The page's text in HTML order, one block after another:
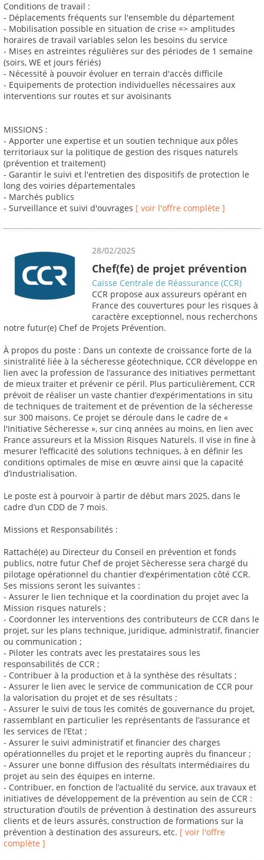
Conditions de travail :
- Déplacements fréquents sur l'ensemble du département
- Mobilisation possible en situation de crise => amplitudes
horaires de travail variables selon les besoins du service
- Mises en astreintes régulières sur des périodes de 1 semaine
(soirs, WE et jours fériés)
- Nécessité à pouvoir évoluer en terrain d'accès difficile
- Equipements de protection individuelles nécessaires aux
interventions sur routes et sur avoisinants
MISSIONS :
- Apporter une expertise et un soutien technique aux pôles
territoriaux sur la politique de gestion des risques naturels
(prévention et traitement)
- Garantir le suivi et l'entretien des dispositifs de protection le
long des voiries départementales
- Marchés publics
- Surveillance et suivi d'ouvrages [ voir l'offre complète ]
28/02/2025
Chef(fe) de projet prévention
Caisse Centrale de Réassurance (CCR)
CCR propose aux assureurs opérant en
France des couvertures pour les risques à
caractère exceptionnel, nous recherchons
notre futur(e) Chef de Projets Prévention.
À propos du poste : Dans un contexte de croissance forte de la
sinistralité liée à la sécheresse géotechnique, CCR développe en
lien avec la profession de l’assurance des initiatives permettant
de mieux traiter et prévenir ce péril. Plus particulièrement, CCR
prévoit de réaliser un vaste chantier d’expérimentations in situ
de techniques de traitement et de prévention de la sécheresse
sur 300 maisons. Ce projet se déroule dans le cadre de «
l'Initiative Sécheresse », sur cinq années au moins, en lien avec
France assureurs et la Mission Risques Naturels. Il vise in fine à
mesurer l’efficacité des solutions techniques, à en définir les
conditions optimales de mise en œuvre ainsi que la capacité
d’industrialisation.
Le poste est à pourvoir à partir de début mars 2025, dans le
cadre d’un CDD de 7 mois.
Missions et Responsabilités :
Rattaché(e) au Directeur du Conseil en prévention et fonds
publics, notre futur Chef de projet Sècheresse sera chargé du
pilotage opérationnel du chantier d’expérimentation côté CCR.
Ses missions seront les suivantes :
- Assurer le lien technique et la coordination du projet avec la
Mission risques naturels ;
- Coordonner les interventions des contributeurs de CCR dans le
projet, sur les plans technique, juridique, administratif, financier
ou communication ;
- Piloter les contrats avec les prestataires sous les
responsabilités de CCR ;
- Contribuer à la production et à la synthèse des résultats ;
- Assurer le lien avec le service de communication de CCR pour
la valorisation du projet et de ses résultats ;
- Assurer le suivi de tous les comités de gouvernance du projet,
rassemblant en particulier les représentants de l’assurance et
les services de l’Etat ;
- Assurer le suivi administratif et financier des charges
opérationnelles du projet et le reporting auprès du financeur ;
- Assurer une bonne diffusion des résultats intermédiaires du
projet au sein des équipes en interne.
- Contribuer, en fonction de l’actualité du service, aux travaux et
initiatives de développement de la prévention au sein de CCR :
structuration d’outils de prévention à destination des assureurs
clients et de leurs assurés, construction de formations sur la
prévention à destination des assureurs, etc. [ voir l'offre
complète ]